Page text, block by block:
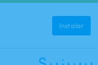
Instalar